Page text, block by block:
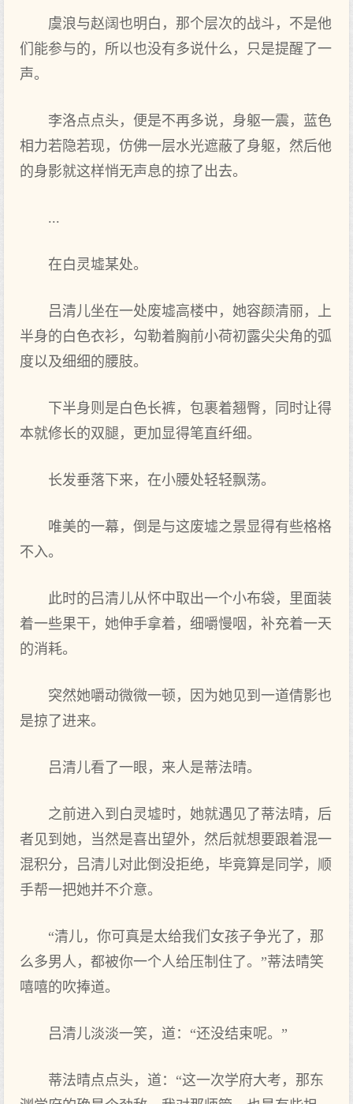
虞浪与赵阔也明白，那个层次的战斗，不是他
们能参与的，所以也没有多说什么，只是提醒了一
声。
李洛点点头，便是不再多说，身躯一震，蓝色
相力若隐若现，仿佛一层水光遮蔽了身躯，然后他
的身影就这样悄无声息的掠了出去。
...
在白灵墟某处。
吕清儿坐在一处废墟高楼中，她容颜清丽，上
半身的白色衣衫，勾勒着胸前小荷初露尖尖角的弧
度以及细细的腰肢。
下半身则是白色长裤，包裹着翘臀，同时让得
本就修长的双腿，更加显得笔直纤细。
长发垂落下来，在小腰处轻轻飘荡。
唯美的一幕，倒是与这废墟之景显得有些格格
不入。
此时的吕清儿从怀中取出一个小布袋，里面装
着一些果干，她伸手拿着，细嚼慢咽，补充着一天
的消耗。
突然她嚼动微微一顿，因为她见到一道倩影也
是掠了进来。
吕清儿看了一眼，来人是蒂法晴。
之前进入到白灵墟时，她就遇见了蒂法晴，后
者见到她，当然是喜出望外，然后就想要跟着混一
混积分，吕清儿对此倒没拒绝，毕竟算是同学，顺
手帮一把她并不介意。
“清儿，你可真是太给我们女孩子争光了，那
么多男人，都被你一个人给压制住了。”蒂法晴笑
嘻嘻的吹捧道。
吕清儿淡淡一笑，道：“还没结束呢。”
蒂法晴点点头，道：“这一次学府大考，那东